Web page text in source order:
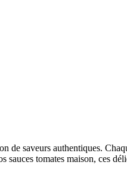
de saveurs authentiques.
tomates maison, ces